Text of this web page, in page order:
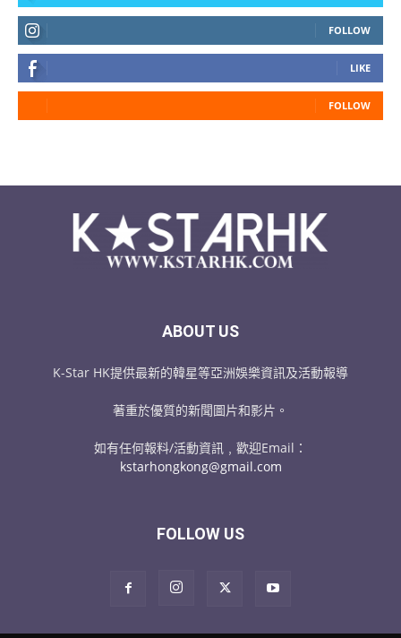
FOLLOW
LIKE
FOLLOW
ABOUT US
K-Star HK提供最新的韓星等亞洲娛樂資訊及活動報導
著重於優質的新聞圖片和影片。
如有任何報料/活動資訊﹐歡迎Email：
kstarhongkong@gmail.com
FOLLOW US